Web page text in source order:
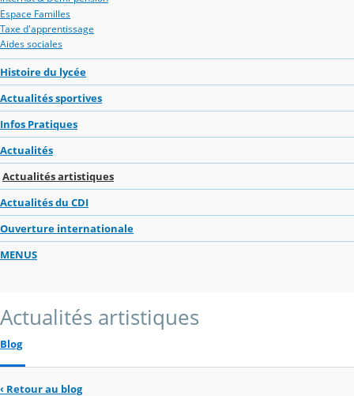
Espace Familles
Taxe d'apprentissage
Aides sociales
Histoire du lycée
Actualités sportives
Infos Pratiques
Actualités
Actualités artistiques
Actualités du CDI
Ouverture internationale
MENUS
Actualités artistiques
Blog
‹ Retour au blog